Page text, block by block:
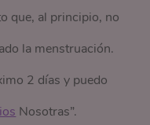
que, al principio, no
la menstruación.
2 días y puedo
Nosotras”.